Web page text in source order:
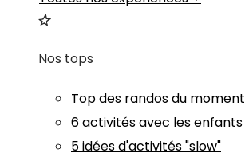
Nos tops
Top des randos du moment
6 activités avec les enfants
5 idées d'activités "slow"